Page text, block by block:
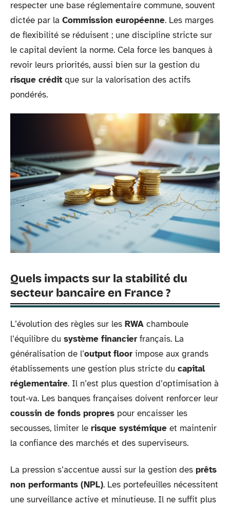
respecter une base réglementaire commune, souvent
dictée par la Commission européenne. Les marges
de flexibilité se réduisent ; une discipline stricte sur
le capital devient la norme. Cela force les banques à
revoir leurs priorités, aussi bien sur la gestion du
risque crédit que sur la valorisation des actifs
pondérés.
Quels impacts sur la stabilité du
secteur bancaire en France ?
L’évolution des règles sur les RWA chamboule
l’équilibre du système financier français. La
généralisation de l’output floor impose aux grands
établissements une gestion plus stricte du capital
réglementaire. Il n’est plus question d’optimisation à
tout-va. Les banques françaises doivent renforcer leur
coussin de fonds propres pour encaisser les
secousses, limiter le risque systémique et maintenir
la confiance des marchés et des superviseurs.
La pression s’accentue aussi sur la gestion des prêts
non performants (NPL). Les portefeuilles nécessitent
une surveillance active et minutieuse. Il ne suffit plus